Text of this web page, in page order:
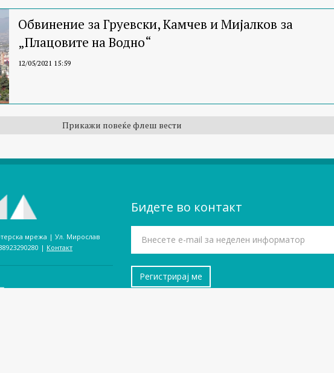
Обвинение за Груевски, Камчев и Мијалков за
„Плацовите на Водно“
12/05/2021 15:59
Прикажи повеќе флеш вести
мрежа | Ул. Мирослав
| Контакт
Бидете во контакт